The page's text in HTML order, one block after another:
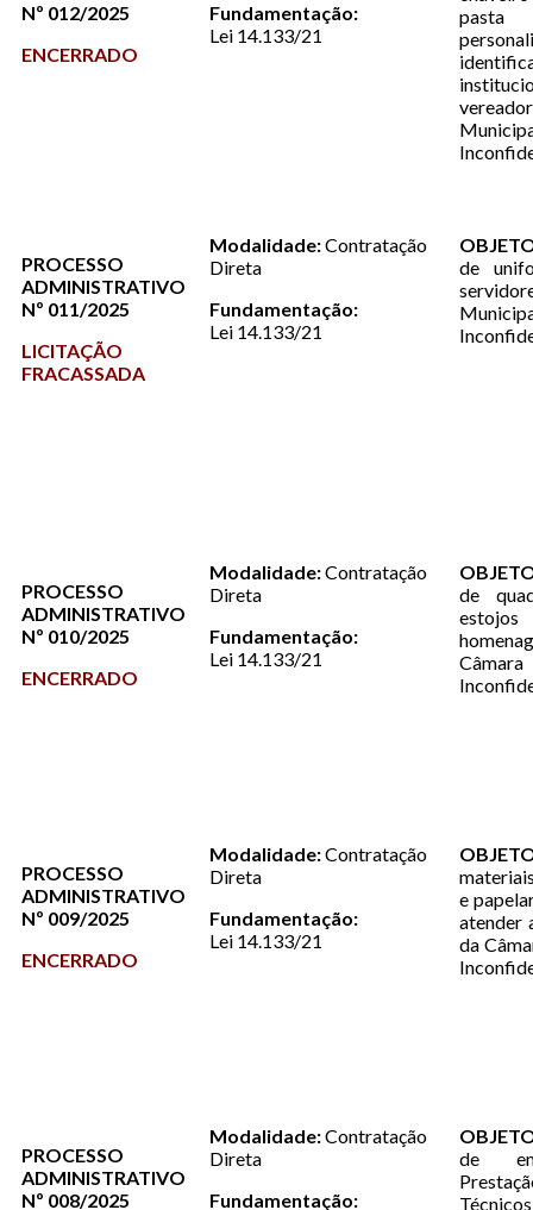
Nº 012/2025
ENCERRADO
Fundamentação:
Lei 14.133/21
PROCESSO
ADMINISTRATIVO
Nº 011/2025
LICITAÇÃO
FRACASSADA
Modalidade:Contratação
Direta
Fundamentação:
Lei 14.133/21
de
PROCESSO
ADMINISTRATIVO
Nº 010/2025
ENCERRADO
Modalidade:Contratação
Direta
Fundamentação:
Lei 14.133/21
de
PROCESSO
ADMINISTRATIVO
Nº 009/2025
ENCERRADO
Modalidade:Contratação
Direta
Fundamentação:
Lei 14.133/21
e
atender
da
PROCESSO
ADMINISTRATIVO
Nº 008/2025
Modalidade:Contratação
Direta
Fundamentação:
de